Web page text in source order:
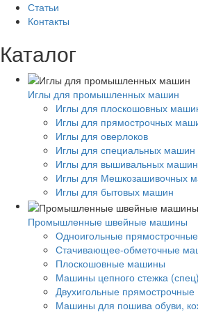
Статьи
Контакты
Каталог
Иглы для промышленных машин
Иглы для плоскошовных
Иглы для прямострочных
Иглы для оверлоков
Иглы для специальных машин
Иглы для вышивальных машин
Иглы для Мешкозашивочных
Иглы для бытовых машин
Промышленные швейные машины
Одноигольные
Стачивающее-обметочные
Плоскошовные машины
Машины цепного стежка (спец)
Двухигольные
Машины для пошива обуви,